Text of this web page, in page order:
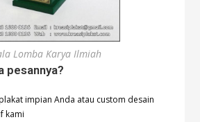
Lomba Karya Ilmiah
pesannya?
impian Anda atau custom desain
kami